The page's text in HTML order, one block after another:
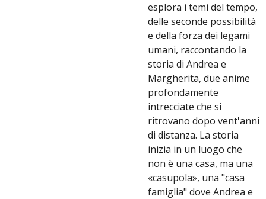
esplora i temi del tempo,
delle seconde possibilità
e della forza dei legami
umani, raccontando la
storia di Andrea e
Margherita, due anime
profondamente
intrecciate che si
ritrovano dopo vent'anni
di distanza. La storia
inizia in un luogo che
non è una casa, ma una
«casupola», una "casa
famiglia" dove Andrea e